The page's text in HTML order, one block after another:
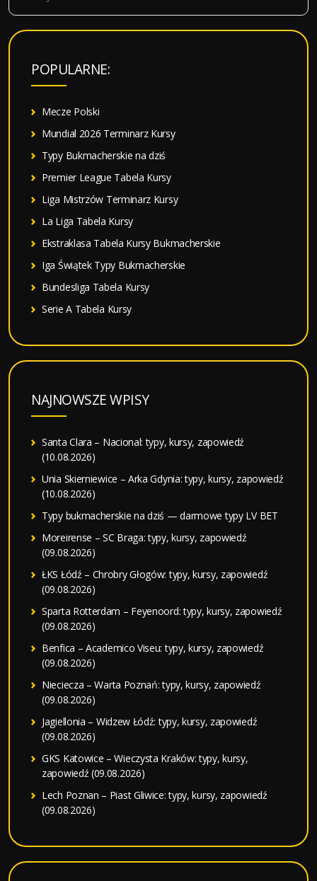
k
POPULARNE:
Mecze Polski
Mundial 2026 Terminarz Kursy
Typy Bukmacherskie na dziś
Premier League Tabela Kursy
Liga Mistrzów Terminarz Kursy
La Liga Tabela Kursy
Ekstraklasa Tabela Kursy Bukmacherskie
Iga Świątek Typy Bukmacherskie
Bundesliga Tabela Kursy
Serie A Tabela Kursy
NAJNOWSZE WPISY
Santa Clara – Nacional: typy, kursy, zapowiedź
(10.08.2026)
Unia Skierniewice – Arka Gdynia: typy, kursy, zapowiedź
(10.08.2026)
Typy bukmacherskie na dziś — darmowe typy LV BET
Moreirense – SC Braga: typy, kursy, zapowiedź
(09.08.2026)
ŁKS Łódź – Chrobry Głogów: typy, kursy, zapowiedź
(09.08.2026)
Sparta Rotterdam – Feyenoord: typy, kursy, zapowiedź
(09.08.2026)
Benfica – Academico Viseu: typy, kursy, zapowiedź
(09.08.2026)
Nieciecza – Warta Poznań: typy, kursy, zapowiedź
(09.08.2026)
Jagiellonia – Widzew Łódź: typy, kursy, zapowiedź
(09.08.2026)
GKS Katowice – Wieczysta Kraków: typy, kursy,
zapowiedź (09.08.2026)
Lech Poznan – Piast Gliwice: typy, kursy, zapowiedź
(09.08.2026)